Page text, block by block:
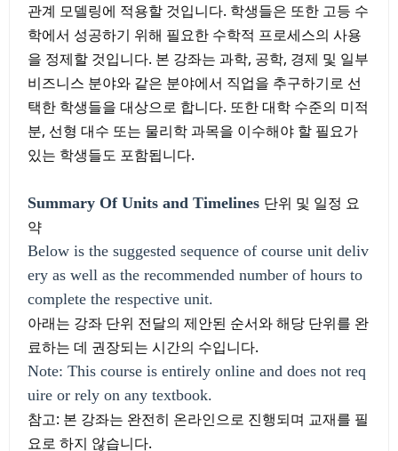
관계 모델링에 적용할 것입니다. 학생들은 또한 고등 수
학에서 성공하기 위해 필요한 수학적 프로세스의 사용
을 정제할 것입니다. 본 강좌는 과학, 공학, 경제 및 일부
비즈니스 분야와 같은 분야에서 직업을 추구하기로 선
택한 학생들을 대상으로 합니다. 또한 대학 수준의 미적
분, 선형 대수 또는 물리학 과목을 이수해야 할 필요가
있는 학생들도 포함됩니다.
Summary Of Units and Timelines 단위 및 일정 요
약
Below is the suggested sequence of course unit deliv
ery as well as the recommended number of hours to
complete the respective unit.
아래는 강좌 단위 전달의 제안된 순서와 해당 단위를 완
료하는 데 권장되는 시간의 수입니다.
Note: This course is entirely online and does not req
uire or rely on any textbook.
참고: 본 강좌는 완전히 온라인으로 진행되며 교재를 필
요로 하지 않습니다.